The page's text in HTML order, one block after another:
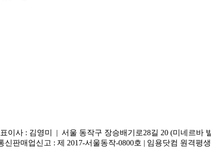
이사 : 김영미 | 서울 동작구 장승배기로28길 20 (미네르바
신판매업신고 : 제 2017-서울동작-0800호 | 임용닷컴 원격평